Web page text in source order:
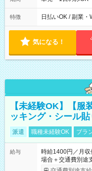
特徴 日払いOK / 副業
気になる！
【未経験OK】【服
ッキング・シール
派遣 職種未経験OK ブラ
給与
時給1400円／月
場合＋交通費別途